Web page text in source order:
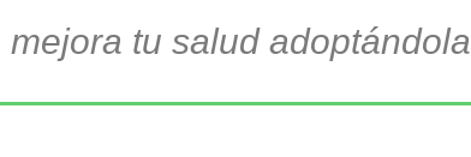
tu salud adoptándola